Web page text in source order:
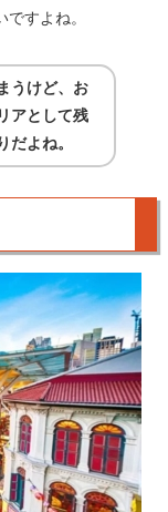
すよね。
うけど、お
アとして残
だよね。